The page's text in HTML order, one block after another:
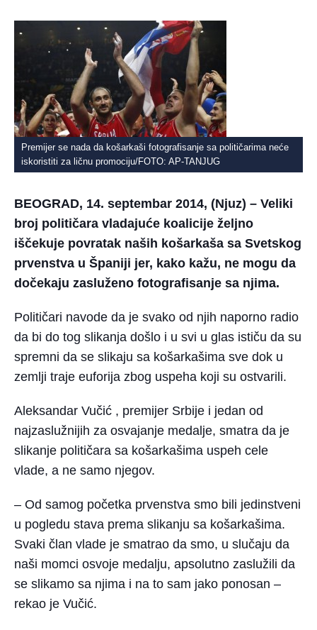
Premijer se nada da košarkaši fotografisanje sa političarima neće
iskoristiti za ličnu promociju/FOTO: AP-TANJUG
BEOGRAD, 14. septembar 2014, (Njuz) – Veliki
broj političara vladajuće koalicije željno
iščekuje povratak naših košarkaša sa Svetskog
prvenstva u Španiji jer, kako kažu, ne mogu da
dočekaju zasluženo fotografisanje sa njima.
Političari navode da je svako od njih naporno radio
da bi do tog slikanja došlo i u svi u glas ističu da su
spremni da se slikaju sa košarkašima sve dok u
zemlji traje euforija zbog uspeha koji su ostvarili.
Aleksandar Vučić , premijer Srbije i jedan od
najzaslužnijih za osvajanje medalje, smatra da je
slikanje političara sa košarkašima uspeh cele
vlade, a ne samo njegov.
– Od samog početka prvenstva smo bili jedinstveni
u pogledu stava prema slikanju sa košarkašima.
Svaki član vlade je smatrao da smo, u slučaju da
naši momci osvoje medalju, apsolutno zaslužili da
se slikamo sa njima i na to sam jako ponosan –
rekao je Vučić.